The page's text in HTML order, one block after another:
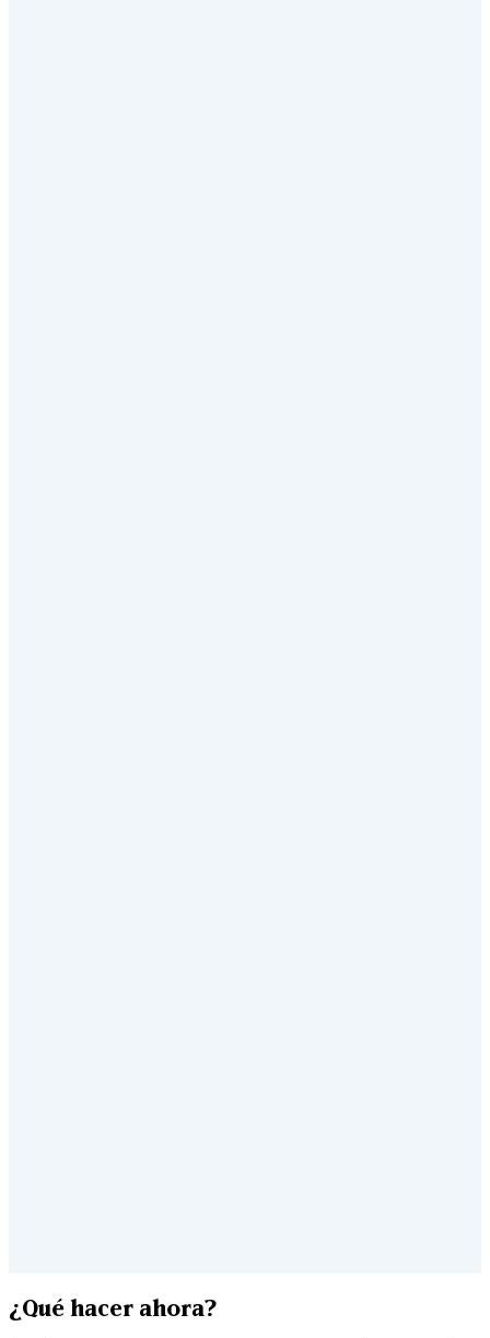
¿Qué hacer ahora?